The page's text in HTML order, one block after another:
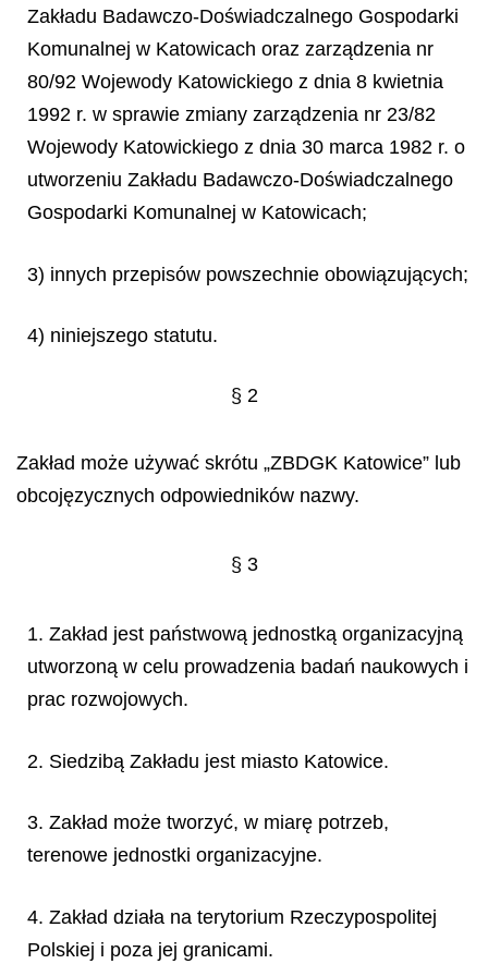
Zakładu Badawczo-Doświadczalnego Gospodarki
Komunalnej w Katowicach oraz zarządzenia nr
80/92 Wojewody Katowickiego z dnia 8 kwietnia
1992 r. w sprawie zmiany zarządzenia nr 23/82
Wojewody Katowickiego z dnia 30 marca 1982 r. o
utworzeniu Zakładu Badawczo-Doświadczalnego
Gospodarki Komunalnej w Katowicach;
3) innych przepisów powszechnie obowiązujących;
4) niniejszego statutu.
§ 2
Zakład może używać skrótu „ZBDGK Katowice” lub
obcojęzycznych odpowiedników nazwy.
§ 3
1. Zakład jest państwową jednostką organizacyjną
utworzoną w celu prowadzenia badań naukowych i
prac rozwojowych.
2. Siedzibą Zakładu jest miasto Katowice.
3. Zakład może tworzyć, w miarę potrzeb,
terenowe jednostki organizacyjne.
4. Zakład działa na terytorium Rzeczypospolitej
Polskiej i poza jej granicami.